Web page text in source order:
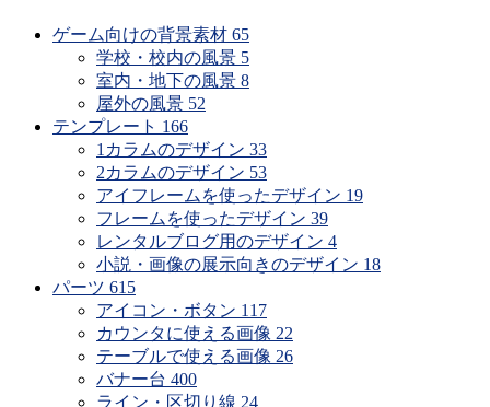
ゲーム向けの背景素材 65
学校・校内の風景 5
室内・地下の風景 8
屋外の風景 52
テンプレート 166
1カラムのデザイン 33
2カラムのデザイン 53
アイフレームを使ったデザイン 19
フレームを使ったデザイン 39
レンタルブログ用のデザイン 4
小説・画像の展示向きのデザイン 18
パーツ 615
アイコン・ボタン 117
カウンタに使える画像 22
テーブルで使える画像 26
バナー台 400
ライン・区切り線 24